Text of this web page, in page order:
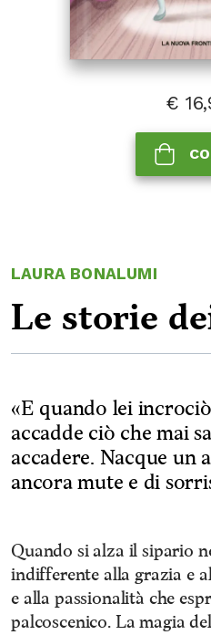
€
LAURA BONALUMI
Le storie
«E quando lei
accadde ciò che mai
accadere. Nacque un
ancora mute e di
Quando si alza il sipario
indifferente alla grazia e
e alla passionalità che
palcoscenico. La magia